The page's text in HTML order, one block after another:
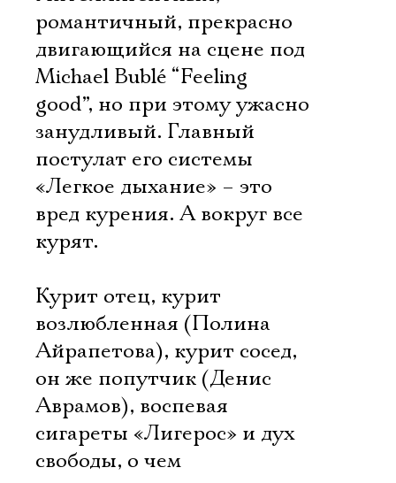
романтичный, прекрасно
двигающийся на сцене под
Michael Bublé “Feeling
good”, но при этому ужасно
занудливый. Главный
постулат его системы
«Легкое дыхание» – это
вред курения. А вокруг все
курят.
Курит отец, курит
возлюбленная (Полина
Айрапетова), курит сосед,
он же попутчик (Денис
Аврамов), воспевая
сигареты «Лигерос» и дух
свободы, о чем